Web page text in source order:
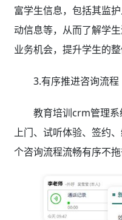
富学生信息，包括其监
动信息等，从而了解学
业务机会，提升学生的整
3.有序推进咨询流程
教育培训crm管理系
上门、试听体验、签约
个咨询流程流畅有序不拖